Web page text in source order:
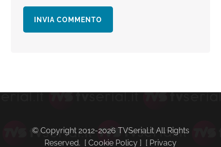
primaria
© Copyright 2012-2026 TVSerial.it All Rights
Reserved. [ Cookie Policy ] [ Privacy